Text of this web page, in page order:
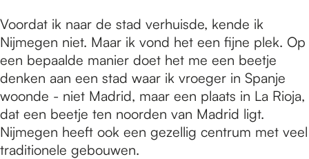
e
Voordat ik naar de stad verhuisde, kende ik
Nijmegen niet. Maar ik vond het een fijne plek. Op
een bepaalde manier doet het me een beetje
denken aan een stad waar ik vroeger in Spanje
woonde - niet Madrid, maar een plaats in La Rioja,
dat een beetje ten noorden van Madrid ligt.
Nijmegen heeft ook een gezellig centrum met veel
traditionele gebouwen.